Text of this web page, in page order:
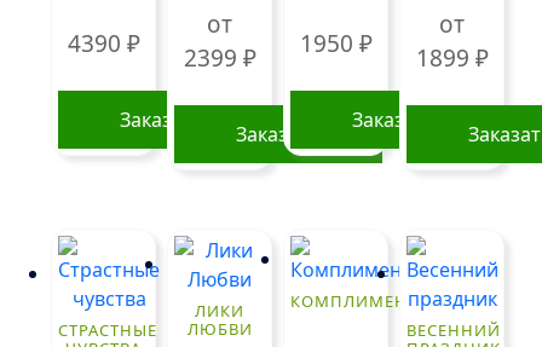
выбрать
на
странице
товара.
4390 ₽
Заказать
от
2399 ₽
Заказать
несколько
вариаций.
Опции
1950 ₽
Заказать
от
1899 ₽
Опции
СТРАСТНЫЕ
ЛИКИ
ЛЮБВИ
КОМПЛИМЕНТ
ВЕСЕННИЙ